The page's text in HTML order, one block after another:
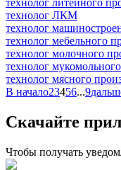
технолог ЛКМ
технолог
технолог мебельного
технолог молочного
технолог
технолог мясного
В начало23456...9
Скачайте
Чтобы получать